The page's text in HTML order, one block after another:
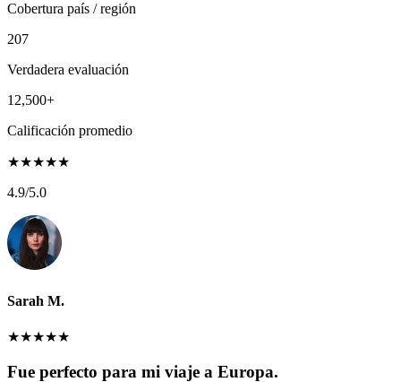
Cobertura país / región
207
Verdadera evaluación
12,500+
Calificación promedio
★★★★★
4.9/5.0
Sarah M.
★★★★★
Fue perfecto para mi viaje a Europa.